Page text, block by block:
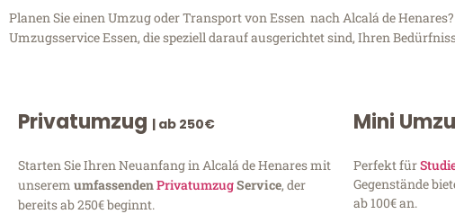
Planen Sie einen Umzug oder Transport von Essen nach Alcalá de
Umzugsservice Essen, die speziell darauf ausgerichtet sind, Ihren
Privatumzug | ab 250€
Starten Sie Ihren Neuanfang in Alcalá de Henares mit
unserem umfassendenPrivatumzugService, der
bereits ab 250€ beginnt.
Mini
Perfekt für
Gegenstände
ab 100€ an.